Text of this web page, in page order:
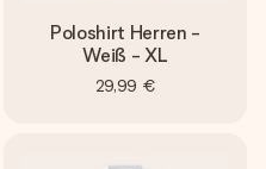
Poloshirt Herren -
Weiß - XL
29,99 €